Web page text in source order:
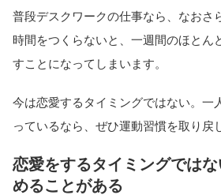
普段デスクワークの仕事なら、なおさ
時間をつくらないと、一週間のほとん
すことになってしまいます。
今は恋愛するタイミングではない。一
っているなら、ぜひ運動習慣を取り戻
恋愛をするタイミングでは
めることがある